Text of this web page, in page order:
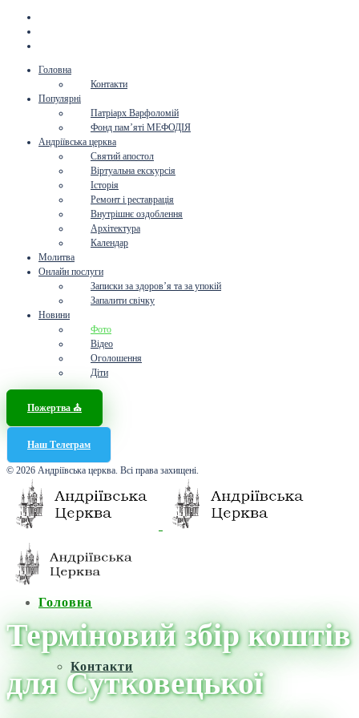
Головна
Контакти
Популярні
Патріарх Варфоломій
Фонд пам’яті МЕФОДІЯ
Андріївська церква
Святий апостол
Віртуальна екскурсія
Історія
Ремонт і реставрація
Внутрішнє оздоблення
Архітектура
Календар
Молитва
Онлайн послуги
Записки за здоров’я та за упокій
Запалити свічку
Новини
Фото
Відео
Оголошення
Діти
Пожертва ⛪️
Наш Телеграм
© 2026 Андріївська церква. Всі права захищені.
Головна
Контакти
Терміновий збір коштів
для Сутковецької